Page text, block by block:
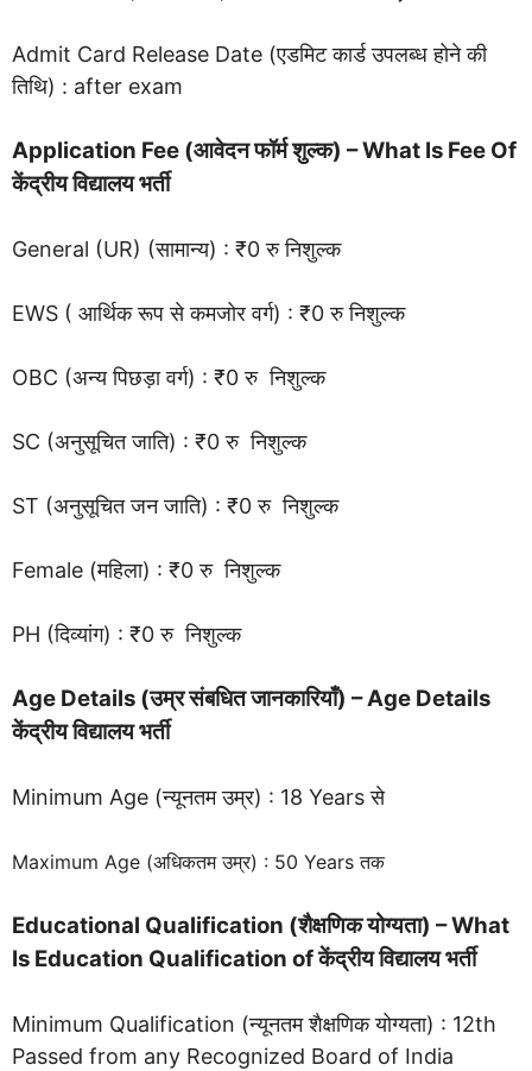
Admit Card Release Date (एडमिट कार्ड उपलब्ध होने की
तिथि) : after exam
Application Fee (आवेदन फॉर्म शुल्क) – What Is Fee Of
केंद्रीय विद्यालय भर्ती
General (UR) (सामान्य) : ₹0 रु निशुल्क
EWS ( आर्थिक रूप से कमजोर वर्ग) : ₹0 रु निशुल्क
OBC (अन्य पिछड़ा वर्ग) : ₹0 रु निशुल्क
SC (अनुसूचित जाति) : ₹0 रु निशुल्क
ST (अनुसूचित जन जाति) : ₹0 रु निशुल्क
Female (महिला) : ₹0 रु निशुल्क
PH (दिव्यांग) : ₹0 रु निशुल्क
Age Details (उम्र संबधित जानकारियाँ) – Age Details
केंद्रीय विद्यालय भर्ती
Minimum Age (न्यूनतम उम्र) : 18 Years से
Maximum Age (अधिकतम उम्र) : 50 Years तक
Educational Qualification (शैक्षणिक योग्यता) – What
Is Education Qualification ofकेंद्रीय विद्यालय भर्ती
Minimum Qualification (न्यूनतम शैक्षणिक योग्यता) : 12th
Passed from any Recognized Board of India